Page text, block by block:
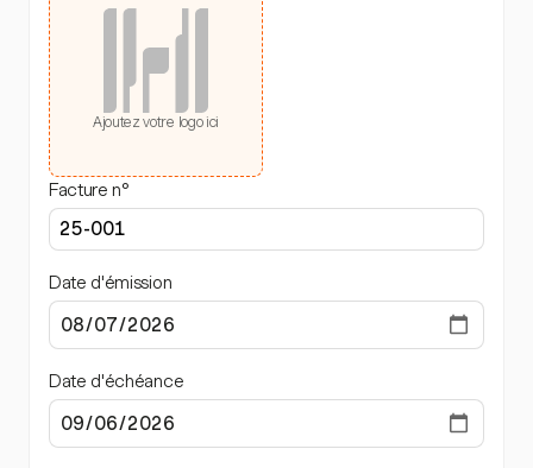
Ajoutez votre logo ici
Facture n°
Date d'émission
Date d'échéance